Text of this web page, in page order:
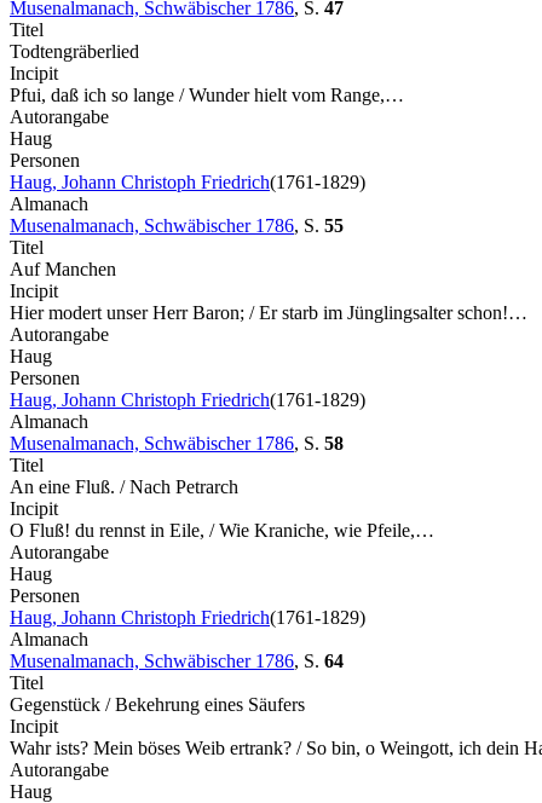
Musenalmanach, Schwäbischer 1786, S. 47
Titel
Todtengräberlied
Incipit
Pfui, daß ich so lange / Wunder hielt vom Range,…
Autorangabe
Haug
Personen
Haug, Johann Christoph Friedrich(1761-1829)
Almanach
Musenalmanach, Schwäbischer 1786, S. 55
Titel
Auf Manchen
Incipit
Hier modert unser Herr Baron; / Er starb im Jünglingsalter schon!…
Autorangabe
Haug
Personen
Haug, Johann Christoph Friedrich(1761-1829)
Almanach
Musenalmanach, Schwäbischer 1786, S. 58
Titel
An eine Fluß. / Nach Petrarch
Incipit
O Fluß! du rennst in Eile, / Wie Kraniche, wie Pfeile,…
Autorangabe
Haug
Personen
Haug, Johann Christoph Friedrich(1761-1829)
Almanach
Musenalmanach, Schwäbischer 1786, S. 64
Titel
Gegenstück / Bekehrung eines Säufers
Incipit
Wahr ists? Mein böses Weib ertrank? / So bin, o Weingott, ich dein
Autorangabe
Haug